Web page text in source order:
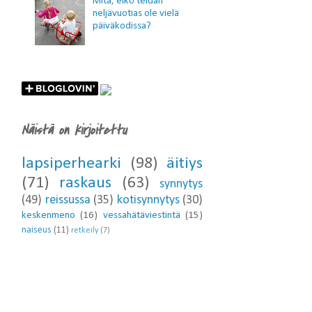
neljävuotias ole vielä
päiväkodissa?
Näistä on kirjoitettu
lapsiperhearki (98)
äitiys
(71)
raskaus (63)
synnytys
(49) reissussa (35) kotisynnytys (30)
keskenmeno (16) vessahätäviestintä (15)
naiseus (11) retkeily (7)